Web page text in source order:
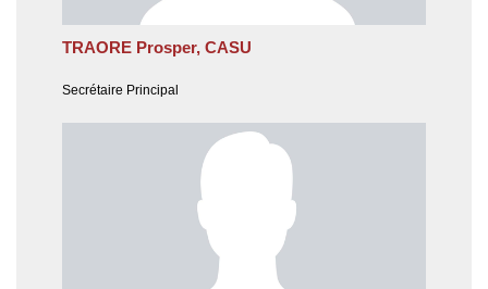
TRAORE Prosper, CASU
Secrétaire Principal